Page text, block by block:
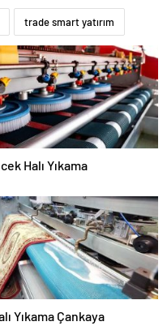
trade smart yatırım
Halı Yıkama
Yıkama Çankaya